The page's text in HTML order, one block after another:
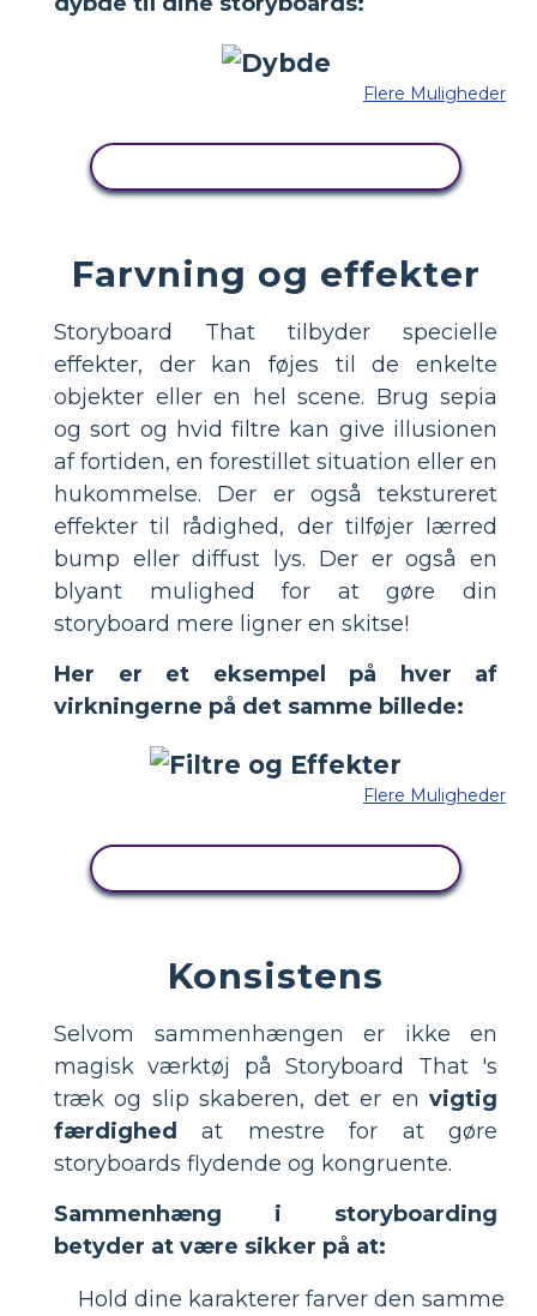
Flere Muligheder
Farvning og effekter
Storyboard That tilbyder specielle
effekter, der kan føjes til de enkelte
objekter eller en hel scene. Brug sepia
og sort og hvid filtre kan give illusionen
af ​​fortiden, en forestillet situation eller en
hukommelse. Der er også tekstureret
effekter til rådighed, der tilføjer lærred
bump eller diffust lys. Der er også en
blyant mulighed for at gøre din
storyboard mere ligner en skitse!
Her er et eksempel på hver af
virkningerne på det samme billede:
Flere Muligheder
Konsistens
Selvom sammenhængen er ikke en
magisk værktøj på Storyboard That 's
træk og slip skaberen, det er en vigtig
færdighed
at mestre for at gøre
storyboards flydende og kongruente.
Sammenhæng i storyboarding
betyder at være sikker på at:
Hold dine karakterer farver den samme